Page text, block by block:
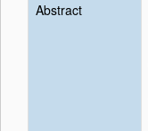
Abstract